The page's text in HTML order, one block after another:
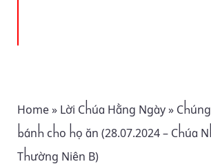
Home» Lời Chúa Hằng Ngày»
bánh cho họ ăn (28.07.2024 – Chúa
Thường Niên B)